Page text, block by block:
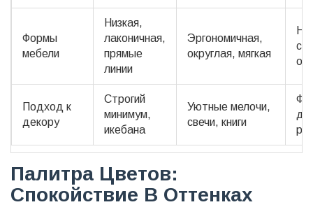
Формы
мебели
Низкая,
лаконичная,
прямые
линии
Эргономичная,
округлая, мягкая
с
Подход к
декору
Строгий
минимум,
икебана
Уютные мелочи,
свечи, книги
Палитра Цветов:
Спокойствие В Оттенках